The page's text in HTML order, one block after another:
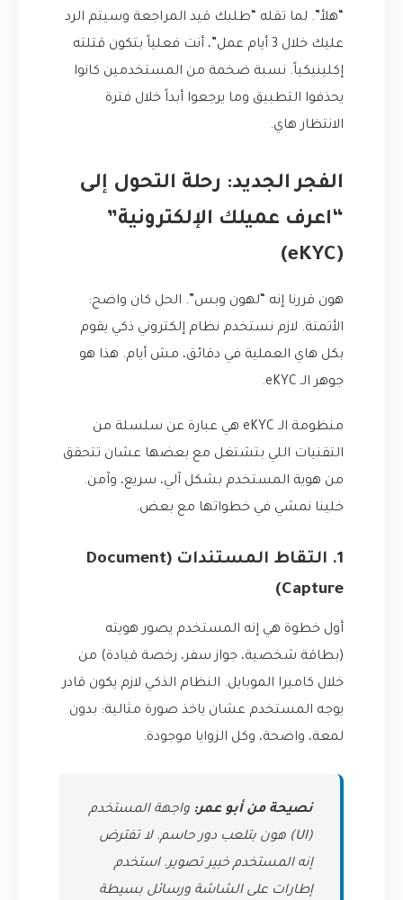
“هلأ”. لما تقله “طلبك قيد المراجعة وسيتم الرد
عليك خلال 3 أيام عمل”، أنت فعلياً بتكون قتلته
إكلينيكياً. نسبة ضخمة من المستخدمين كانوا
يحذفوا التطبيق وما يرجعوا أبداً خلال فترة
الانتظار هاي.
الفجر الجديد: رحلة التحول إلى
“اعرف عميلك الإلكترونية”
(eKYC)
هون قررنا إنه “لهون وبس”. الحل كان واضح:
الأتمتة. لازم نستخدم نظام إلكتروني ذكي يقوم
بكل هاي العملية في دقائق، مش أيام. هذا هو
جوهر الـ eKYC.
منظومة الـ eKYC هي عبارة عن سلسلة من
التقنيات اللي بتشتغل مع بعضها عشان تتحقق
من هوية المستخدم بشكل آلي، سريع، وآمن.
خلينا نمشي في خطواتها مع بعض.
1. التقاط المستندات (Document
Capture)
أول خطوة هي إنه المستخدم يصور هويته
(بطاقة شخصية، جواز سفر، رخصة قيادة) من
خلال كاميرا الموبايل. النظام الذكي لازم يكون قادر
يوجه المستخدم عشان ياخذ صورة مثالية: بدون
لمعة، واضحة، وكل الزوايا موجودة.
نصيحة من أبو عمر: واجهة المستخدم
(UI) هون بتلعب دور حاسم. لا تفترض
إنه المستخدم خبير تصوير. استخدم
إطارات على الشاشة ورسائل بسيطة